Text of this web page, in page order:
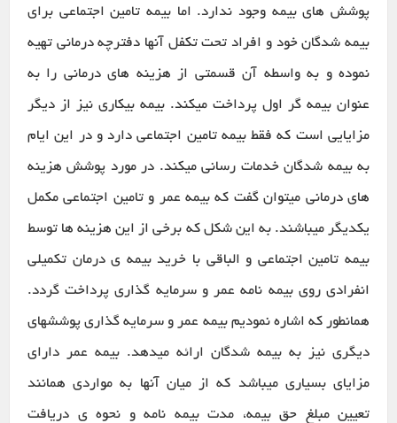
پوشش های بیمه وجود ندارد. اما بیمه تامین اجتماعی برای
بیمه شدگان خود و افراد تحت تکفل آنها دفترچه درمانی تهیه
نموده و به واسطه آن قسمتی از هزینه های درمانی را به
عنوان بیمه گر اول پرداخت میکند. بیمه بیکاری نیز از دیگر
مزایایی است که فقط بیمه تامین اجتماعی دارد و در این ایام
به بیمه شدگان خدمات رسانی میکند. در مورد پوشش هزینه
های درمانی میتوان گفت که بیمه عمر و تامین اجتماعی مکمل
یکدیگر میباشند. به این شکل که برخی از این هزینه ها توسط
بیمه تامین اجتماعی و الباقی با خرید بیمه ی درمان تکمیلی
انفرادی روی بیمه نامه عمر و سرمایه گذاری پرداخت گردد.
همانطور که اشاره نمودیم بیمه عمر و سرمایه گذاری پوششهای
دیگری نیز به بیمه شدگان ارائه میدهد. بیمه عمر دارای
مزایای بسیاری میباشد که از میان آنها به مواردی همانند
تعیین مبلغ حق بیمه، مدت بیمه نامه و نحوه ی دریافت